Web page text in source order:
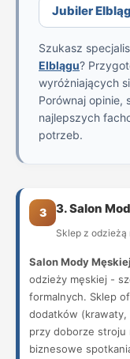
Jubiler
Szukasz
Elblągu?
wyróżniających
Porównaj opinie,
najlepszych
potrzeb.
3 3. Salon
Sklep z odzieżą
Salon Mody
odzieży męskiej -
formalnych. Sklep
dodatków (krawaty,
przy doborze stroju
biznesowe